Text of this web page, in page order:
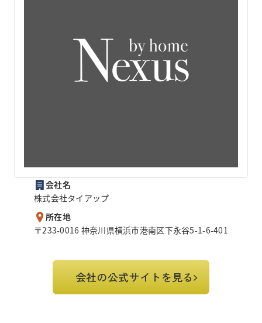
会社名
株式会社タイアップ
所在地
〒233-0016 神奈川県横浜市港南区下永谷5-1-6-401
会社の公式サイトを見る